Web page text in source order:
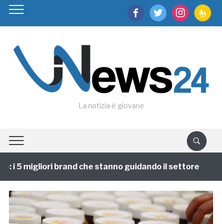
facebooktwitter instagram
La notizia è giovane
5 migliori brand che stanno guidando il settore